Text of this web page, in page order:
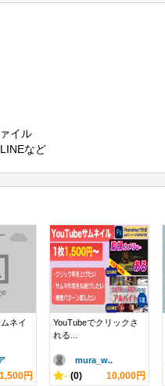
イル
など
ネイ
1,500円
YouTubeでクリックさ
れる...
mura_w..
- (0) 10,000円